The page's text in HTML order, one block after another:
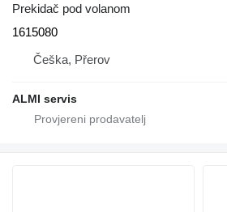
Prekidač pod volanom
1615080
Češka, Přerov
ALMI servis